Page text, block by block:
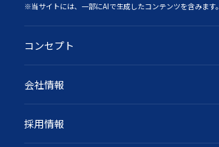
‍※当サイトには、一部にAIで生成したコンテンツを含みます。
コンセプト
会社情報
採用情報